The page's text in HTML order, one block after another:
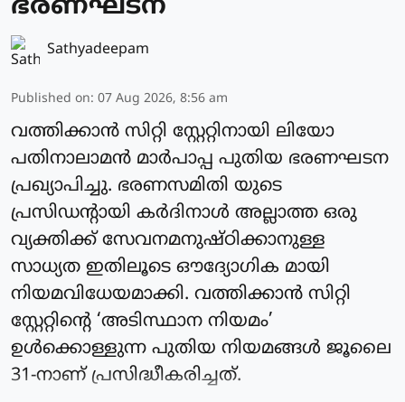
ഭരണഘടന
Sathyadeepam
Published on: 07 Aug 2026, 8:56 am
വത്തിക്കാന്‍ സിറ്റി സ്റ്റേറ്റിനായി ലിയോ
പതിനാലാമന്‍ മാര്‍പാപ്പ പുതിയ ഭരണഘടന
പ്രഖ്യാപിച്ചു. ഭരണസമിതി യുടെ
പ്രസിഡന്റായി കര്‍ദിനാള്‍ അല്ലാത്ത ഒരു
വ്യക്തിക്ക് സേവനമനുഷ്ഠിക്കാനുള്ള
സാധ്യത ഇതിലൂടെ ഔദ്യോഗിക മായി
നിയമവിധേയമാക്കി. വത്തിക്കാന്‍ സിറ്റി
സ്റ്റേറ്റിന്റെ ‘അടിസ്ഥാന നിയമം’
ഉള്‍ക്കൊള്ളുന്ന പുതിയ നിയമങ്ങള്‍ ജൂലൈ
31-നാണ് പ്രസിദ്ധീകരിച്ചത്.